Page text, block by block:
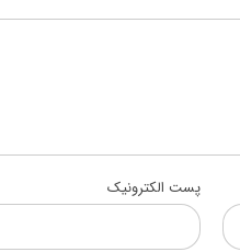
پست الکترونیک